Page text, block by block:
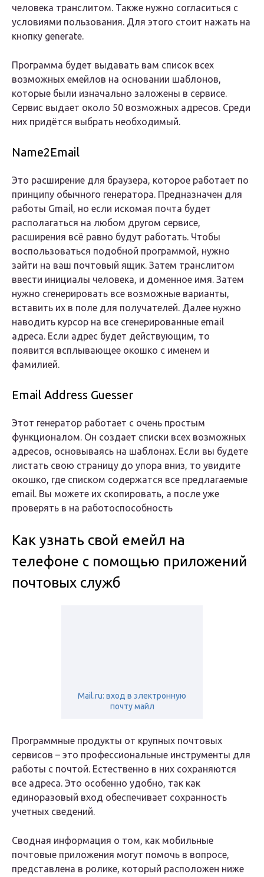
человека транслитом. Также нужно согласиться с
условиями пользования. Для этого стоит нажать на
кнопку generate.
Программа будет выдавать вам список всех
возможных емейлов на основании шаблонов,
которые были изначально заложены в сервисе.
Сервис выдает около 50 возможных адресов. Среди
них придётся выбрать необходимый.
Name2Email
Это расширение для браузера, которое работает по
принципу обычного генератора. Предназначен для
работы Gmail, но если искомая почта будет
располагаться на любом другом сервисе,
расширения всё равно будут работать. Чтобы
воспользоваться подобной программой, нужно
зайти на ваш почтовый ящик. Затем транслитом
ввести инициалы человека, и доменное имя. Затем
нужно сгенерировать все возможные варианты,
вставить их в поле для получателей. Далее нужно
наводить курсор на все сгенерированные еmail
адреса. Если адрес будет действующим, то
появится всплывающее окошко с именем и
фамилией.
Email Address Guesser
Этот генератор работает с очень простым
функционалом. Он создает списки всех возможных
адресов, основываясь на шаблонах. Если вы будете
листать свою страницу до упора вниз, то увидите
окошко, где списком содержатся все предлагаемые
еmail. Вы можете их скопировать, а после уже
проверять в на работоспособность
Как узнать свой емейл на
телефоне с помощью приложений
почтовых служб
Mail.ru: вход в электронную
почту майл
Программные продукты от крупных почтовых
сервисов – это профессиональные инструменты для
работы с почтой. Естественно в них сохраняются
все адреса. Это особенно удобно, так как
единоразовый вход обеспечивает сохранность
учетных сведений.
Сводная информация о том, как мобильные
почтовые приложения могут помочь в вопросе,
представлена в ролике, который расположен ниже